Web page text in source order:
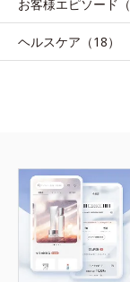
お客様エピソード（
ヘルスケア（18）